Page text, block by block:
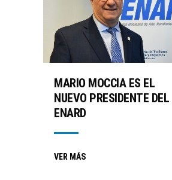
MARIO MOCCIA ES EL
NUEVO PRESIDENTE DEL
ENARD
VER MÁS